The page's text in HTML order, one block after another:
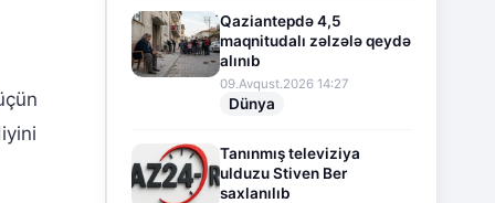
Qaziantepdə 4,5
maqnitudalı zəlzələ qeydə
alınıb
09.Avqust.2026 14:27
Dünya
Tanınmış televiziya
ulduzu Stiven Ber
saxlanılıb